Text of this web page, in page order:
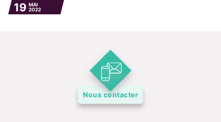
19 MAI
2022
Nous contacter